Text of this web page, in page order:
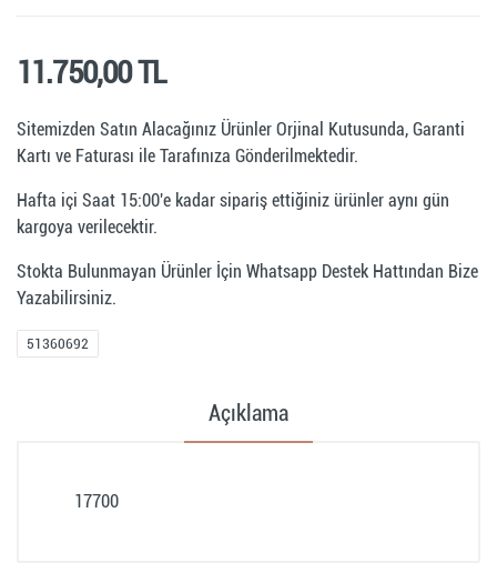
11.750,00 TL
Sitemizden Satın Alacağınız Ürünler Orjinal Kutusunda, Garanti
Kartı ve Faturası ile Tarafınıza Gönderilmektedir.
Hafta içi Saat 15:00'e kadar sipariş ettiğiniz ürünler aynı gün
kargoya verilecektir.
Stokta Bulunmayan Ürünler İçin Whatsapp Destek Hattından Bize
Yazabilirsiniz.
51360692
Açıklama
17700